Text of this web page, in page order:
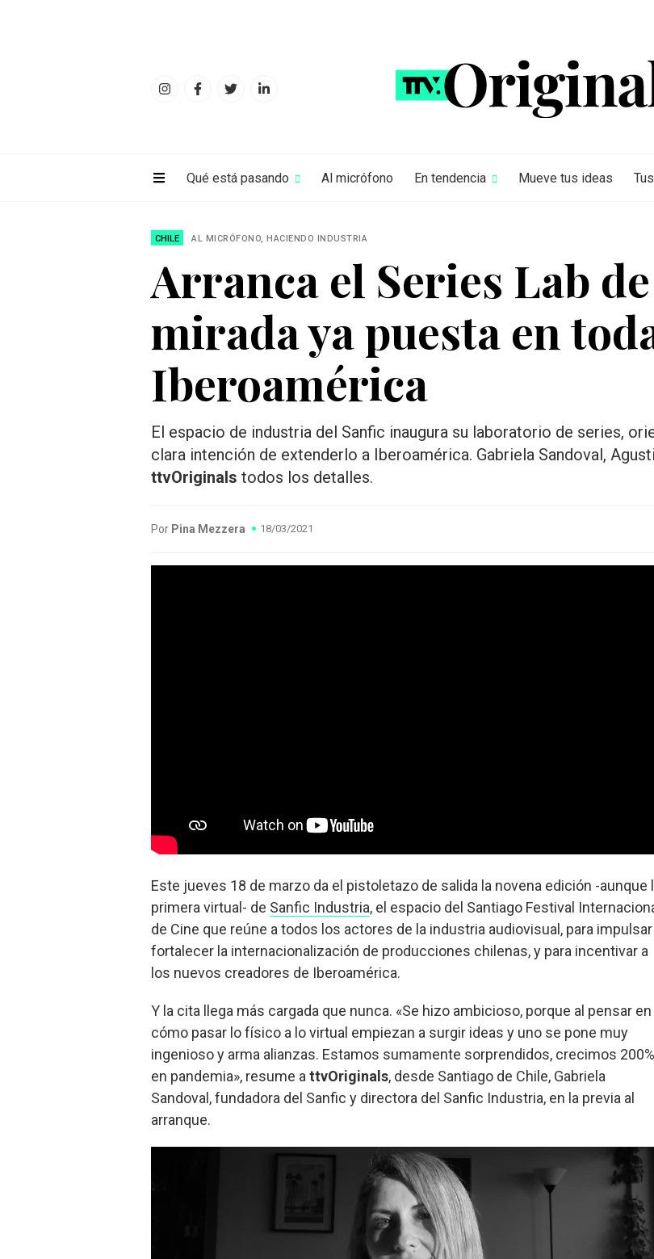
Qué está pasando Al micrófono En tendencia Mueve tus ideas
CHILE AL MICRÓFONO, HACIENDO INDUSTRIA
Arranca el Series Lab
mirada ya puesta en
Iberoamérica
El espacio de industria del Sanfic inaugura su laboratorio de series,
clara intención de extenderlo a Iberoamérica. Gabriela Sandoval,
ttvOriginals todos los detalles.
Por Pina Mezzera 18/03/2021
Este jueves 18 de marzo da el pistoletazo de salida la novena edición -aunque
primera virtual- de Sanfic Industria, el espacio del Santiago Festival
de Cine que reúne a todos los actores de la industria audiovisual, para
fortalecer la internacionalización de producciones chilenas, y para incentivar a
los nuevos creadores de Iberoamérica.
Y la cita llega más cargada que nunca. «Se hizo ambicioso, porque al pensar en
cómo pasar lo físico a lo virtual empiezan a surgir ideas y uno se pone muy
ingenioso y arma alianzas. Estamos sumamente sorprendidos, crecimos 200%
en pandemia», resume a ttvOriginals, desde Santiago de Chile, Gabriela
Sandoval, fundadora del Sanfic y directora del Sanfic Industria, en la previa al
arranque.